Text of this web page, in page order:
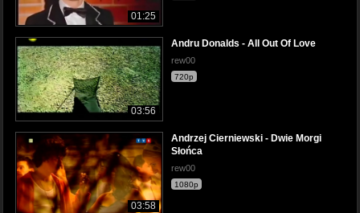
01:25
03:56
Andru Donalds - All Out Of Love
rew00
720p
03:58
Andrzej Cierniewski - Dwie Morgi
Słońca
rew00
1080p